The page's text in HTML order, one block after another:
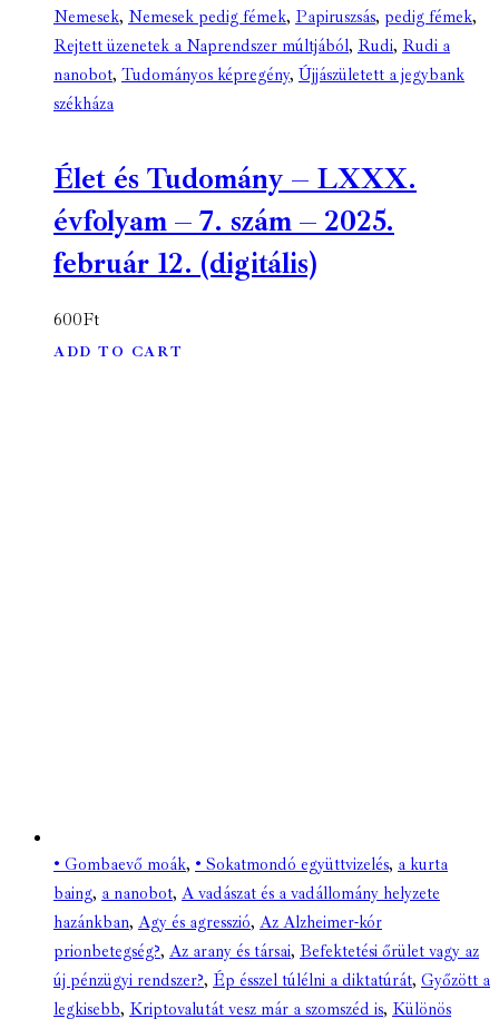
Nemesek, Nemesek pedig fémek, Papiruszsás, pedig fémek,
Rejtett üzenetek a Naprendszer múltjából, Rudi, Rudi a
nanobot, Tudományos képregény, Újjászületett a jegybank
székháza
Élet és Tudomány – LXXX.
évfolyam – 7. szám – 2025.
február 12. (digitális)
600Ft
ADD TO CART
• Gombaevő moák, • Sokatmondó együttvizelés, a kurta
baing, a nanobot, A vadászat és a vadállomány helyzete
hazánkban, Agy és agresszió, Az Alzheimer-kór
prionbetegség?, Az arany és társai, Befektetési őrület vagy az
új pénzügyi rendszer?, Ép ésszel túlélni a diktatúrát, Győzött a
legkisebb, Kriptovalutát vesz már a szomszéd is, Különös